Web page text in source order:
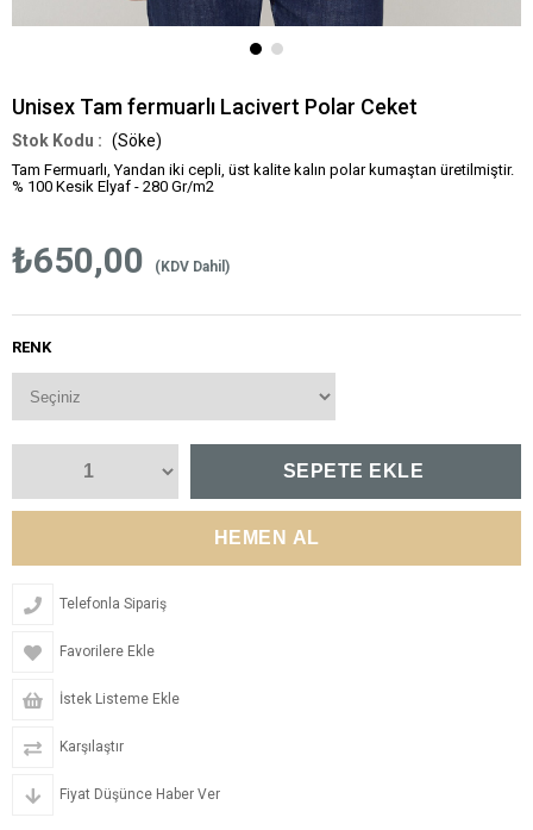
Unisex Tam fermuarlı Lacivert Polar Ceket
(Söke)
Tam Fermuarlı, Yandan iki cepli, üst kalite kalın polar kumaştan üretilmiştir.
% 100 Kesik Elyaf - 280 Gr/m2
₺650,00 (KDV Dahil)
RENK
Telefonla Sipariş
Favorilere Ekle
İstek Listeme Ekle
Karşılaştır
Fiyat Düşünce Haber Ver